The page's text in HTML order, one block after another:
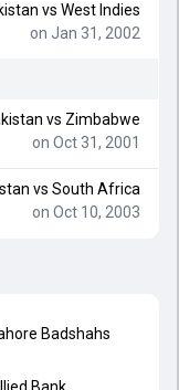
vs West Indies
on Jan 31, 2002
vs Zimbabwe
on Oct 31, 2001
vs South Africa
on Oct 10, 2003
Badshahs
Bank